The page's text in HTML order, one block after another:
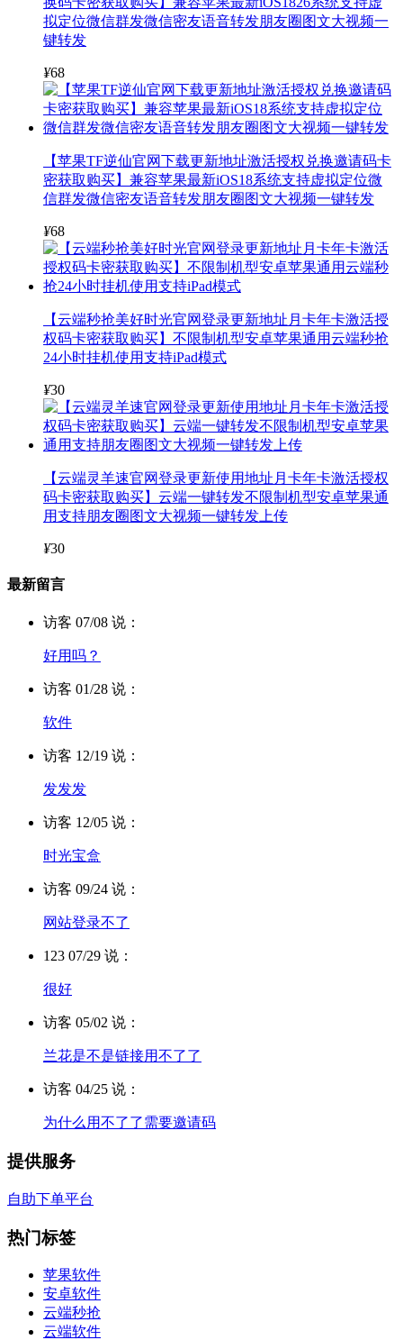
拟定位微信群发微信密友语音转发朋友圈图文大视频一
键转发
¥68
【苹果TF逆仙官网下载更新地址激活授权兑换邀请码卡
密获取购买】兼容苹果最新iOS18系统支持虚拟定位微
信群发微信密友语音转发朋友圈图文大视频一键转发
¥68
【云端秒抢美好时光官网登录更新地址月卡年卡激活授
权码卡密获取购买】不限制机型安卓苹果通用云端秒抢
24小时挂机使用支持iPad模式
¥30
【云端灵羊速官网登录更新使用地址月卡年卡激活授权
码卡密获取购买】云端一键转发不限制机型安卓苹果通
用支持朋友圈图文大视频一键转发上传
¥30
最新留言
访客 07/08 说：
好用吗？
访客 01/28 说：
软件
访客 12/19 说：
发发发
访客 12/05 说：
时光宝盒
访客 09/24 说：
网站登录不了
123 07/29 说：
很好
访客 05/02 说：
兰花是不是链接用不了了
访客 04/25 说：
为什么用不了了需要邀请码
提供服务
自助下单平台
热门标签
苹果软件
安卓软件
云端秒抢
云端软件